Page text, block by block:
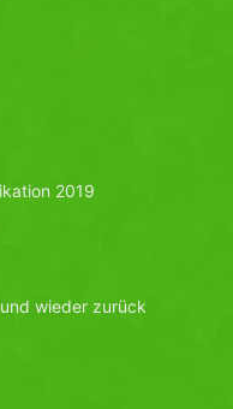
2019
wieder zurück